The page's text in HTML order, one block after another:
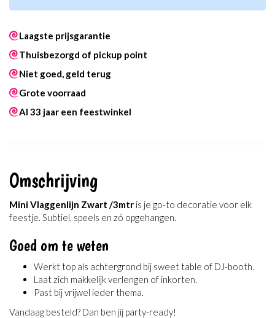
Laagste prijsgarantie
Thuisbezorgd of pickup point
Niet goed, geld terug
Grote voorraad
Al 33 jaar een feestwinkel
Omschrijving
Mini Vlaggenlijn Zwart /3mtr is je go-to decoratie voor elk
feestje. Subtiel, speels en zó opgehangen.
Goed om te weten
Werkt top als achtergrond bij sweet table of DJ-booth.
Laat zich makkelijk verlengen of inkorten.
Past bij vrijwel ieder thema.
Vandaag besteld? Dan ben jij party-ready!